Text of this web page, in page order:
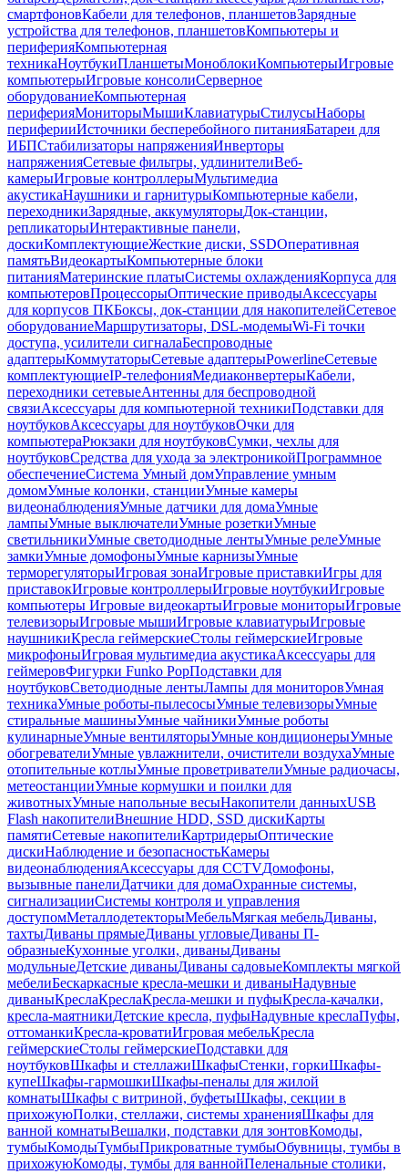
смартфоновКабели для телефонов, планшетовЗарядные
устройства для телефонов, планшетовКомпьютеры и
периферияКомпьютерная
техникаНоутбукиПланшетыМоноблокиКомпьютерыИгровые
компьютерыИгровые консолиСерверное
оборудованиеКомпьютерная
периферияМониторыМышиКлавиатурыСтилусыНаборы
периферииИсточники бесперебойного питанияБатареи для
ИБПСтабилизаторы напряженияИнверторы
напряженияСетевые фильтры, удлинителиВеб-
камерыИгровые контроллерыМультимедиа
акустикаНаушники и гарнитурыКомпьютерные кабели,
переходникиЗарядные, аккумуляторыДок-станции,
репликаторыИнтерактивные панели,
доскиКомплектующиеЖесткие диски, SSDОперативная
памятьВидеокартыКомпьютерные блоки
питанияМатеринские платыСистемы охлажденияКорпуса для
компьютеровПроцессорыОптические приводыАксессуары
для корпусов ПКБоксы, док-станции для накопителейСетевое
оборудованиеМаршрутизаторы, DSL-модемыWi-Fi точки
доступа, усилители сигналаБеспроводные
адаптерыКоммутаторыСетевые адаптерыPowerlineСетевые
комплектующиеIP-телефонияМедиаконвертерыКабели,
переходники сетевыеАнтенны для беспроводной
связиАксессуары для компьютерной техникиПодставки для
ноутбуковАксессуары для ноутбуковОчки для
компьютераРюкзаки для ноутбуковСумки, чехлы для
ноутбуковСредства для ухода за электроникойПрограммное
обеспечениеСистема Умный домУправление умным
домомУмные колонки, станцииУмные камеры
видеонаблюденияУмные датчики для домаУмные
лампыУмные выключателиУмные розеткиУмные
светильникиУмные светодиодные лентыУмные релеУмные
замкиУмные домофоныУмные карнизыУмные
терморегуляторыИгровая зонаИгровые приставкиИгры для
приставокИгровые контроллерыИгровые ноутбукиИгровые
компьютеры Игровые видеокартыИгровые мониторыИгровые
телевизорыИгровые мышиИгровые клавиатурыИгровые
наушникиКресла геймерскиеСтолы геймерскиеИгровые
микрофоныИгровая мультимедиа акустикаАксессуары для
геймеровФигурки Funko PopПодставки для
ноутбуковСветодиодные лентыЛампы для мониторовУмная
техникаУмные роботы-пылесосыУмные телевизорыУмные
стиральные машиныУмные чайникиУмные роботы
кулинарныеУмные вентиляторыУмные кондиционерыУмные
обогревателиУмные увлажнители, очистители воздухаУмные
отопительные котлыУмные проветривателиУмные радиочасы,
метеостанцииУмные кормушки и поилки для
животныхУмные напольные весыНакопители данныхUSB
Flash накопителиВнешние HDD, SSD дискиКарты
памятиСетевые накопителиКартридерыОптические
дискиНаблюдение и безопасностьКамеры
видеонаблюденияАксессуары для CCTVДомофоны,
вызывные панелиДатчики для домаОхранные системы,
сигнализацииСистемы контроля и управления
доступомМеталлодетекторыМебельМягкая мебельДиваны,
тахтыДиваны прямыеДиваны угловыеДиваны П-
образныеКухонные уголки, диваныДиваны
модульныеДетские диваныДиваны садовыеКомплекты мягкой
мебелиБескаркасные кресла-мешки и диваныНадувные
диваныКреслаКреслаКресла-мешки и пуфыКресла-качалки,
кресла-маятникиДетские кресла, пуфыНадувные креслаПуфы,
оттоманкиКресла-кроватиИгровая мебельКресла
геймерскиеСтолы геймерскиеПодставки для
ноутбуковШкафы и стеллажиШкафыСтенки, горкиШкафы-
купеШкафы-гармошкиШкафы-пеналы для жилой
комнатыШкафы с витриной, буфетыШкафы, секции в
прихожуюПолки, стеллажи, системы храненияШкафы для
ванной комнатыВешалки, подставки для зонтовКомоды,
тумбыКомодыТумбыПрикроватные тумбыОбувницы, тумбы в
прихожуюКомоды, тумбы для ваннойПеленальные столики,